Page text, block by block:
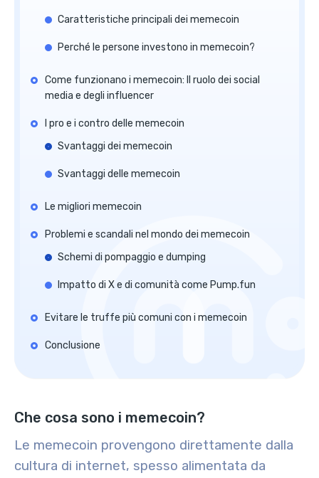
Caratteristiche principali dei memecoin
Perché le persone investono in memecoin?
Come funzionano i memecoin: Il ruolo dei social
media e degli influencer
I pro e i contro delle memecoin
Svantaggi dei memecoin
Svantaggi delle memecoin
Le migliori memecoin
Problemi e scandali nel mondo dei memecoin
Schemi di pompaggio e dumping
Impatto di X e di comunità come Pump.fun
Evitare le truffe più comuni con i memecoin
Conclusione
Che cosa sono i memecoin?
Le memecoin provengono direttamente dalla
cultura di internet, spesso alimentata da